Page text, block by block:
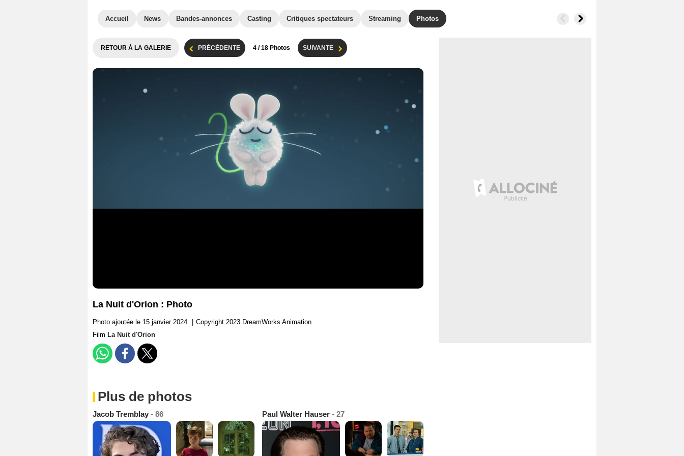
Accueil News Bandes-annonces Casting Critiques spectateurs Streaming Photos
RETOUR À LA GALERIE PRÉCÉDENTE 4 / 18 Photos SUIVANTE
La Nuit d'Orion : Photo
Photo ajoutée le 15 janvier 2024
Copyright 2023 DreamWorks Animation
Film La Nuit d'Orion
Plus de photos
Jacob Tremblay - 86 Paul Walter Hauser - 27